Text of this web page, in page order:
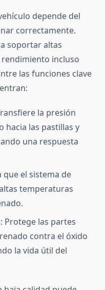
depende del
correctamente.
soportar altas
incluso
las funciones clave
la presión
hacia las pastillas y
una respuesta
que el sistema de
temperaturas
Protege las partes
contra el óxido
la vida útil del